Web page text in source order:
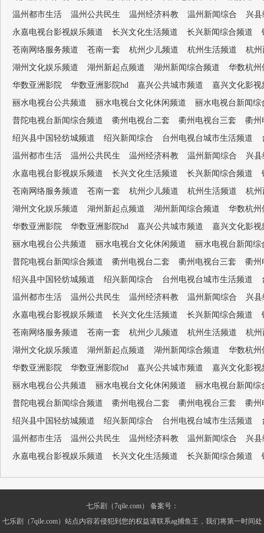
温州都市生活
温州公共民生 温州经济科教 温州新闻综合
兴
永嘉电视台影视娱乐频道
长兴文化生活频道 长兴新闻综合频道
苍南网络服务频道
苍南一套 杭州少儿频道 杭州生活频道
杭州
湖州文化娱乐频道
湖州新起点频道 湖州新闻综合频道
华数杭州
华数亚洲影院
华数亚洲影院hd 嘉兴公共城市频道
嘉兴文化影视
丽水电视台公共频道
丽水电视台文化休闲频道
丽水电视台新闻综
普陀电视台新闻综合频道
衢州电视台二套 衢州电视台三套
衢州
绍兴县中国轻纺城频道
绍兴新闻综合 台州电视台城市生活频道
温州都市生活
温州公共民生 温州经济科教 温州新闻综合
兴
永嘉电视台影视娱乐频道
长兴文化生活频道 长兴新闻综合频道
苍南网络服务频道
苍南一套 杭州少儿频道 杭州生活频道
杭州
湖州文化娱乐频道
湖州新起点频道 湖州新闻综合频道
华数杭州
华数亚洲影院
华数亚洲影院hd 嘉兴公共城市频道
嘉兴文化影视
丽水电视台公共频道
丽水电视台文化休闲频道
丽水电视台新闻综
普陀电视台新闻综合频道
衢州电视台二套 衢州电视台三套
衢州
绍兴县中国轻纺城频道
绍兴新闻综合 台州电视台城市生活频道
温州都市生活
温州公共民生 温州经济科教 温州新闻综合
兴
永嘉电视台影视娱乐频道
长兴文化生活频道 长兴新闻综合频道
苍南网络服务频道
苍南一套 杭州少儿频道 杭州生活频道
杭州
湖州文化娱乐频道
湖州新起点频道 湖州新闻综合频道
华数杭州
华数亚洲影院
华数亚洲影院hd 嘉兴公共城市频道
嘉兴文化影视
丽水电视台公共频道
丽水电视台文化休闲频道
丽水电视台新闻综
普陀电视台新闻综合频道
衢州电视台二套 衢州电视台三套
衢州
绍兴县中国轻纺城频道
绍兴新闻综合 台州电视台城市生活频道
温州都市生活
温州公共民生 温州经济科教 温州新闻综合
兴
永嘉电视台影视娱乐频道
长兴文化生活频道 长兴新闻综合频道
七乐剧（7qile.com） 备案号：
七乐剧（7qile.com）站点内容若侵犯到您的权益请联系ag捕鱼王，我们将第一时间处